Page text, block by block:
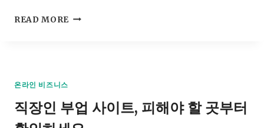
READ MORE 인
를
온라인 비즈니스
직장인 부업 사이트, 피해야 할 곳부터